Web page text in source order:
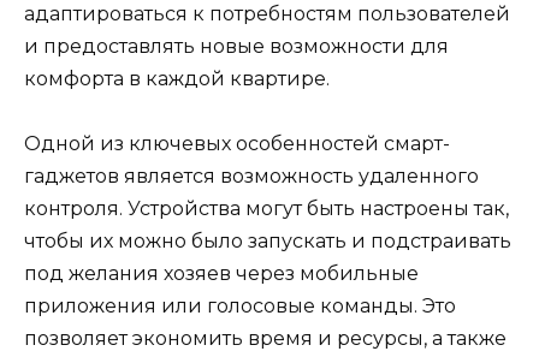
адаптироваться к потребностям пользователей
и предоставлять новые возможности для
комфорта в каждой квартире.
Одной из ключевых особенностей смарт-
гаджетов является возможность удаленного
контроля. Устройства могут быть настроены так,
чтобы их можно было запускать и подстраивать
под желания хозяев через мобильные
приложения или голосовые команды. Это
позволяет экономить время и ресурсы, а также